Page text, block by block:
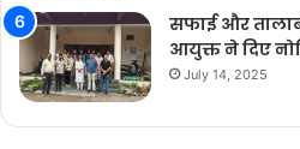
सफाई और
आयुक्त ने दिए
July 14, 2025